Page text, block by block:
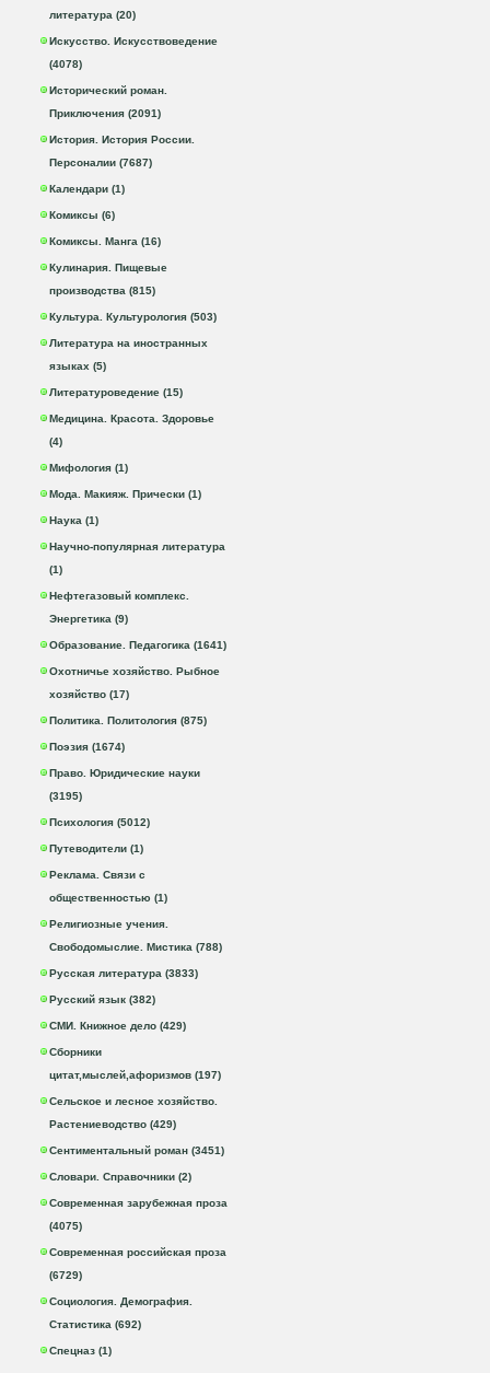
литература (20)
Искусство. Искусствоведение
(4078)
Исторический роман.
Приключения (2091)
История. История России.
Персоналии (7687)
Календари (1)
Комиксы (6)
Комиксы. Манга (16)
Кулинария. Пищевые
производства (815)
Культура. Культурология (503)
Литература на иностранных
языках (5)
Литературоведение (15)
Медицина. Красота. Здоровье
(4)
Мифология (1)
Мода. Макияж. Прически (1)
Наука (1)
Научно-популярная литература
(1)
Нефтегазовый комплекс.
Энергетика (9)
Образование. Педагогика (1641)
Охотничье хозяйство. Рыбное
хозяйство (17)
Политика. Политология (875)
Поэзия (1674)
Право. Юридические науки
(3195)
Психология (5012)
Путеводители (1)
Реклама. Связи с
общественностью (1)
Религиозные учения.
Свободомыслие. Мистика (788)
Русская литература (3833)
Русский язык (382)
СМИ. Книжное дело (429)
Сборники
цитат,мыслей,афоризмов (197)
Сельское и лесное хозяйство.
Растениеводство (429)
Сентиментальный роман (3451)
Словари. Справочники (2)
Современная зарубежная проза
(4075)
Современная российская проза
(6729)
Социология. Демография.
Статистика (692)
Спецназ (1)